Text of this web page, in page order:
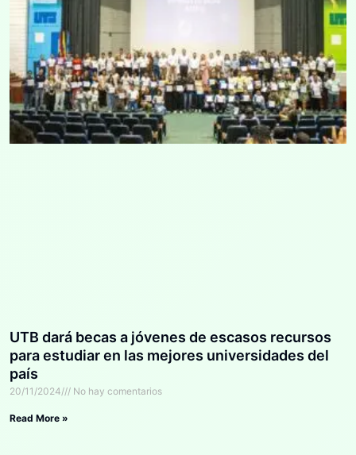
UTB dará becas a jóvenes de escasos recursos
para estudiar en las mejores universidades del
país
20/11/2024 No hay comentarios
Read More »